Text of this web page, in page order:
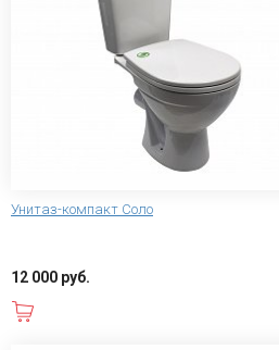
Унитаз-компакт Соло
12 000 руб.